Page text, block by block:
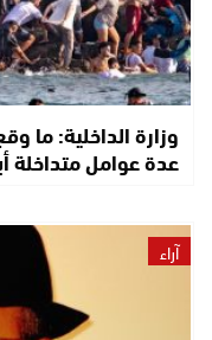
وزارة الداخلية: ما
عدة عوامل متداخلة
آراء